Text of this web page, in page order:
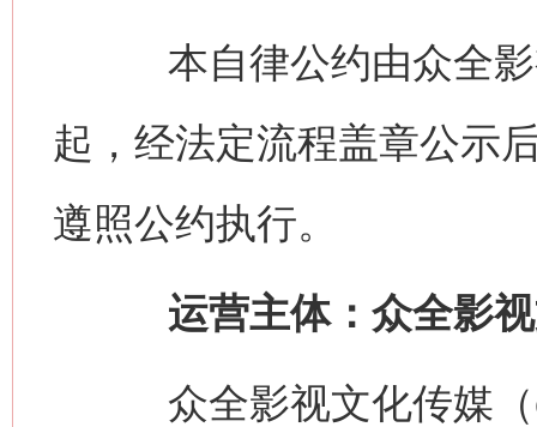
本自律公约由众全影
起，经法定流程盖章公示
遵照公约执行。
运营主体：众全影视
众全影视文化传媒（